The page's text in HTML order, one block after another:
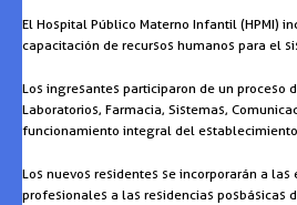
El Hospital Público Materno Infantil (HPMI)
capacitación de recursos humanos para el
Los ingresantes participaron de un proceso
Laboratorios, Farmacia, Sistemas,
funcionamiento integral del
Los nuevos residentes se incorporarán a
profesionales a las residencias posbásicas